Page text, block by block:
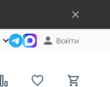
Войти